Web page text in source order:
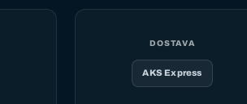
DOSTAVA
AKS Express